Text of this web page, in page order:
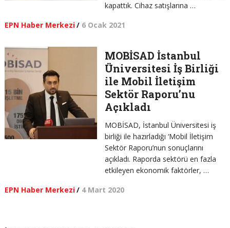
kapattık. Cihaz satışlarına …
EPN Haber Merkezi/ 6 Ocak 2021
MOBİSAD İstanbul
Üniversitesi İş Birliği
ile Mobil İletişim
Sektör Raporu’nu
Açıkladı
MOBİSAD, İstanbul Üniversitesi iş
birliği ile hazırladığı ‘Mobil İletişim
Sektör Raporu’nun sonuçlarını
açıkladı. Raporda sektörü en fazla
etkileyen ekonomik faktörler, …
EPN Haber Merkezi/ 4 Mart 2020